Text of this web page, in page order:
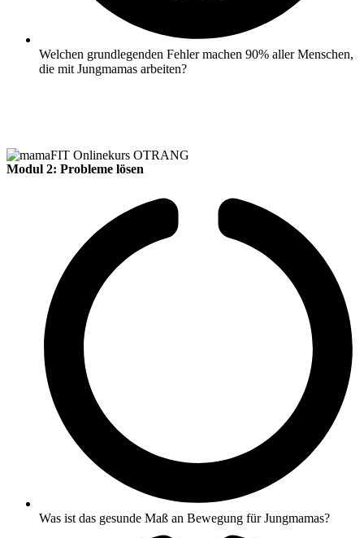
Welchen grundlegenden Fehler machen 90% aller Menschen,
die mit Jungmamas arbeiten?
Modul 2: Probleme lösen
Was ist das gesunde Maß an Bewegung für Jungmamas?